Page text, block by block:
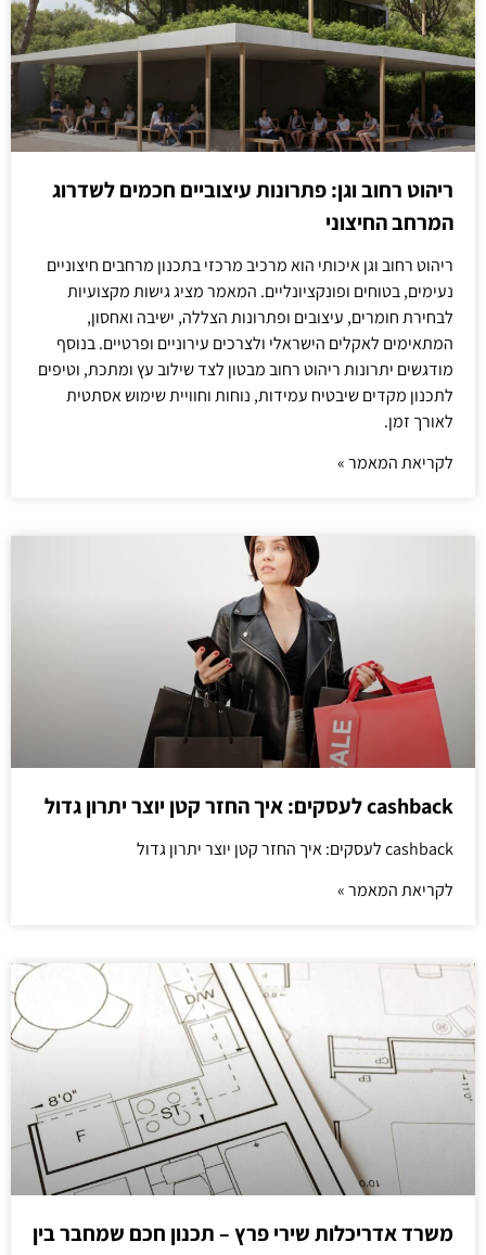
ריהוט רחוב וגן: פתרונות עיצוביים חכמים לשדרוג
המרחב החיצוני
ריהוט רחוב וגן איכותי הוא מרכיב מרכזי בתכנון מרחבים חיצוניים
נעימים, בטוחים ופונקציונליים. המאמר מציג גישות מקצועיות
לבחירת חומרים, עיצובים ופתרונות הצללה, ישיבה ואחסון,
המתאימים לאקלים הישראלי ולצרכים עירוניים ופרטיים. בנוסף
מודגשים יתרונות ריהוט רחוב מבטון לצד שילוב עץ ומתכת, וטיפים
לתכנון מקדים שיבטיח עמידות, נוחות וחוויית שימוש אסתטית
לאורך זמן.
לקריאת המאמר »
cashback לעסקים: איך החזר קטן יוצר יתרון גדול
cashback לעסקים: איך החזר קטן יוצר יתרון גדול
לקריאת המאמר »
משרד אדריכלות שירי פרץ – תכנון חכם שמחבר בין